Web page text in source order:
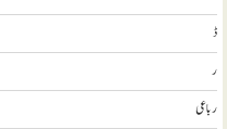
ڈ
ر
رباعی